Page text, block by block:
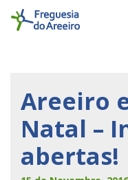
Areeiro
Natal –
abertas!